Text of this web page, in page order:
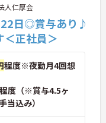
リフレッ
休暇制度
用制度や
タイル
する方針
人仁厚会
日◎賞与あり♪
＜正社員＞
程度※夜勤月4回想
程度（※賞与4.5ヶ
当込み）